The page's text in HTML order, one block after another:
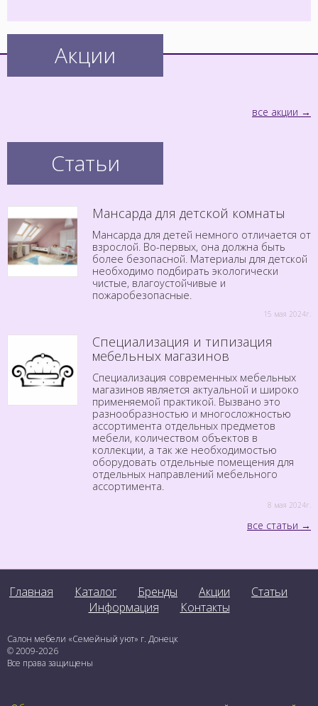
Акции
все акции
Статьи
Мансарда для детской комнаты
Мансарда для детей немного отличается от
взрослой. Во-первых, она должна быть
более безопасной. Материалы для детской
необходимо подбирать экологически
чистые, влагоустойчивые и
пожаробезопасные.
15 мая 2024г.
Специализация и типизация
мебельных магазинов
Специализация современных мебельных
магазинов является актуальной и широко
применяемой практикой. Вызвано это
разнообразностью и многосложностью
ассортимента отдельных предметов
мебели, количеством объектов в
коллекции, а так же необходимостью
оборудовать отдельные помещения для
отдельных направлений мебельного
ассортимента.
8 мая 2024г.
все статьи
Главная Каталог Бренды Акции
Статьи
Информация
Контакты
Салон мебели «Семейный уют» г. Донецк
© 2009-2026
Все права защищены